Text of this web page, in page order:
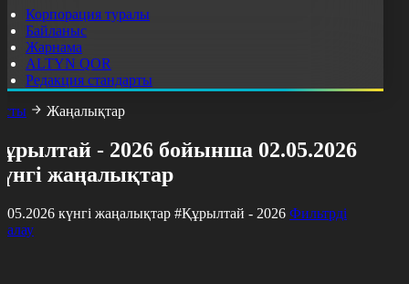
Корпорация туралы
Байланыс
Жарнама
ALTYN QOR
Редакция стандарты
Жаңалықтар
- 2026 бойынша 02.05.2026
жаңалықтар
күнгі жаңалықтар #Құрылтай - 2026 Фильтрді